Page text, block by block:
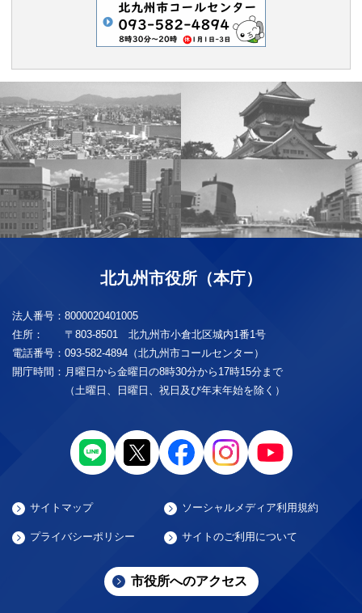
北九州市役所（本庁）
法人番号： 8000020401005
住所：
〒803-8501 北九州市小倉北区城内1番1号
電話番号： 093-582-4894（北九州市コールセンター）
開庁時間： 月曜日から金曜日の8時30分から17時15分まで
（土曜日、日曜日、祝日及び年末年始を除く）
サイトマップ ソーシャルメディア利用規約
プライバシーポリシー サイトのご利用について
市役所へのアクセス